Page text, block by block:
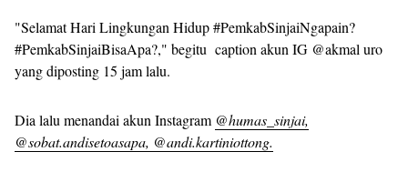
"Selamat Hari Lingkungan Hidup #PemkabSinjaiNgapain?
#PemkabSinjaiBisaApa?," begitu caption akun IG @akmal uro
yang diposting 15 jam lalu.
Dia lalu menandai akun Instagram @humas_sinjai,
@sobat.andisetoasapa, @andi.kartiniottong.